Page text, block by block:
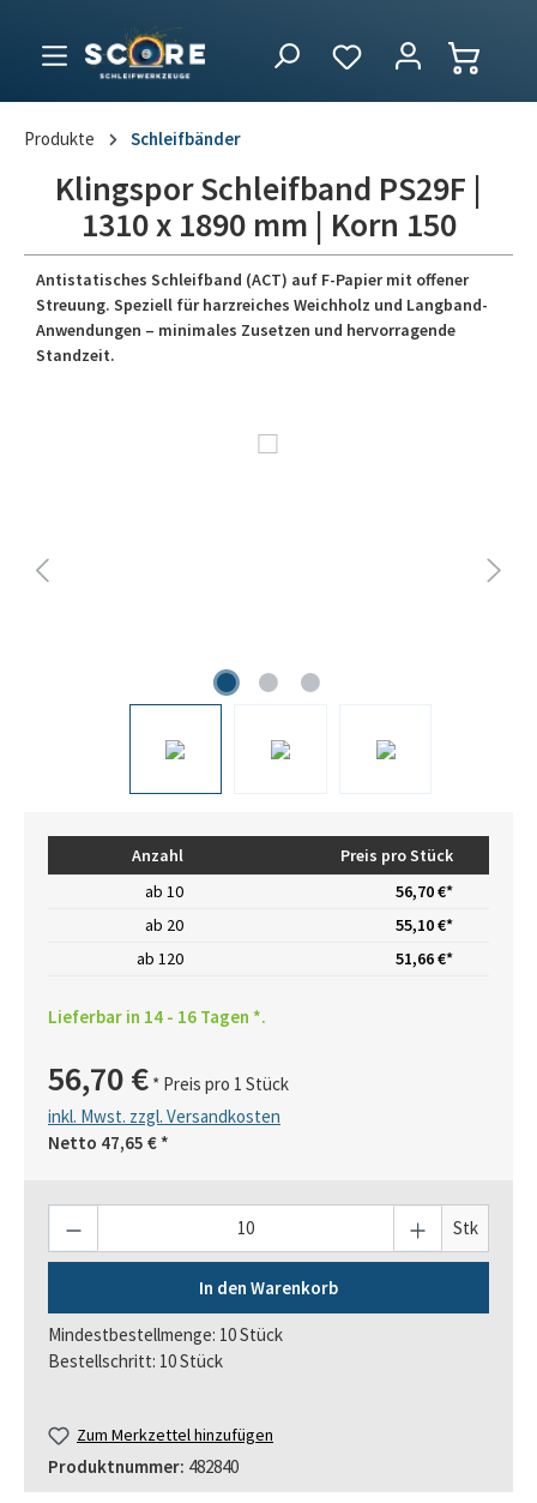
Produkte Schleifbänder
Klingspor Schleifband PS29F |
1310 x 1890 mm | Korn 150
Antistatisches Schleifband (ACT) auf F-Papier mit offener
Streuung. Speziell für harzreiches Weichholz und Langband-
Anwendungen – minimales Zusetzen und hervorragende
Standzeit.
Anzahl
Preis pro Stück
ab 10
56,70 €*
ab 20
55,10 €*
ab 120 51,66 €*
Lieferbar in 14 - 16 Tagen *.
56,70 € * Preis pro 1 Stück
inkl. Mwst. zzgl. Versandkosten
Netto 47,65 € *
Stk
In den Warenkorb
Mindestbestellmenge: 10 Stück
Bestellschritt: 10 Stück
Zum Merkzettel hinzufügen
Produktnummer: 482840